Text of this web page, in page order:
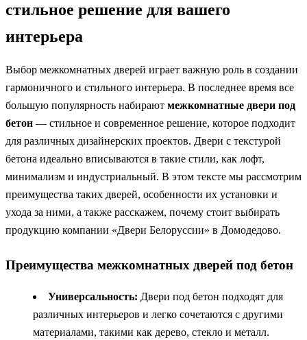
стильное решение для вашего
интерьера
Выбор межкомнатных дверей играет важную роль в создании
гармоничного и стильного интерьера. В последнее время все
большую популярность набирают межкомнатные двери под
бетон — стильное и современное решение, которое подходит
для различных дизайнерских проектов. Двери с текстурой
бетона идеально вписываются в такие стили, как лофт,
минимализм и индустриальный. В этом тексте мы рассмотрим
преимущества таких дверей, особенности их установки и
ухода за ними, а также расскажем, почему стоит выбирать
продукцию компании «Двери Белоруссии» в Домодедово.
Преимущества межкомнатных дверей под бетон
Универсальность: Двери под бетон подходят для
различных интерьеров и легко сочетаются с другими
материалами, такими как дерево, стекло и металл.